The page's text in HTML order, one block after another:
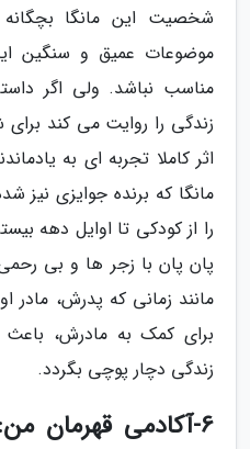
شخصیت این مانگا
موضوعات عمیق و سنگین
مناسب نباشد. ولی اگر
زندگی را روایت می کند
اثر کاملا تجربه ای به
مانگا که برنده جوایزی نیز
را از کودکی تا اوایل دهه
پان پان با زجر ها و بی
مانند زمانی که پدرش، مادر
برای کمک به مادرش،
زندگی دچار پوچی بگردد.
6-آکادمی قهرمان